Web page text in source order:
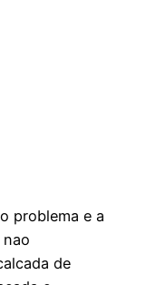
problema e a
de